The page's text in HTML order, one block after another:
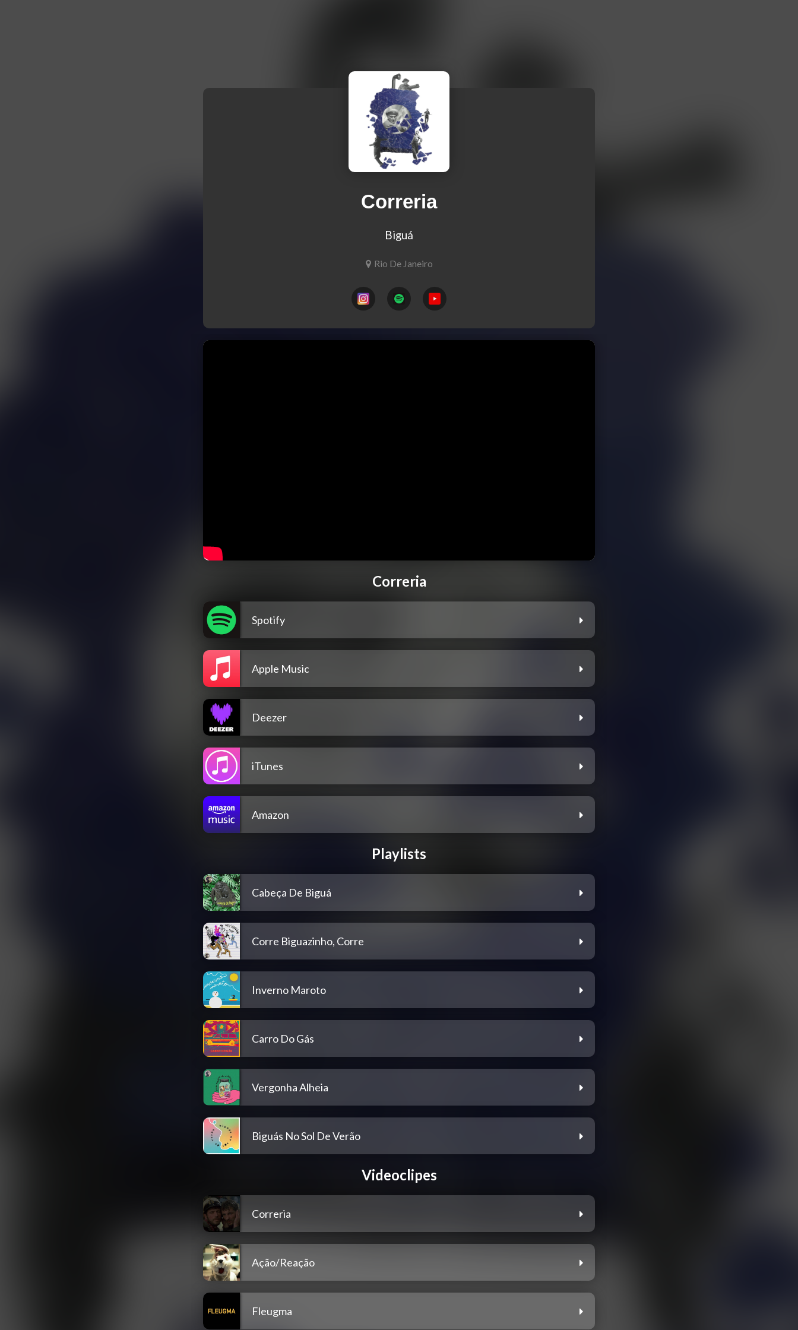
Correria
Biguá
Rio De Janeiro
Correria
Spotify
Apple Music
Deezer
iTunes
Amazon
Playlists
Cabeça De Biguá
Corre Biguazinho, Corre
Inverno Maroto
Carro Do Gás
Vergonha Alheia
Biguás No Sol De Verão
Videoclipes
Correria
Ação/Reação
Fleugma